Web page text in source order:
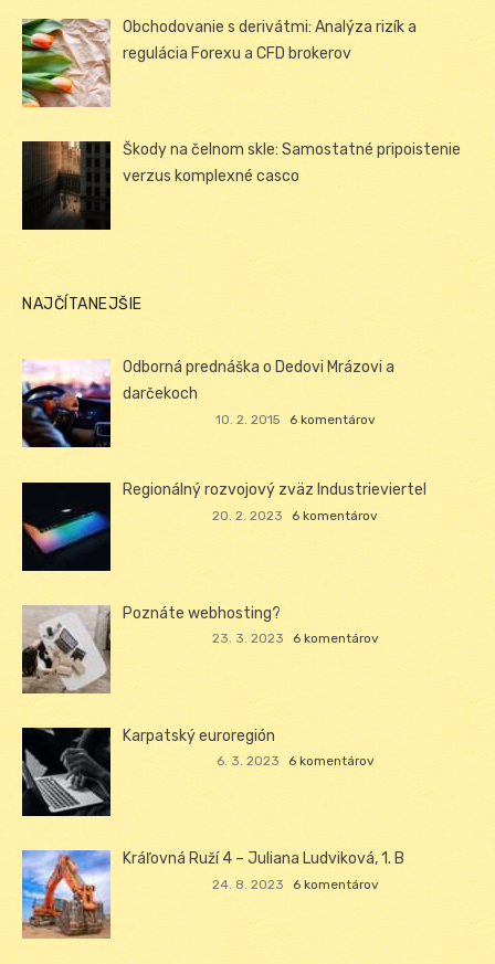
Obchodovanie s derivátmi: Analýza rizík a
regulácia Forexu a CFD brokerov
Škody na čelnom skle: Samostatné pripoistenie
verzus komplexné casco
NAJČÍTANEJŠIE
Odborná prednáška o Dedovi Mrázovi a
darčekoch
10. 2. 2015 6 komentárov
Regionálný rozvojový zväz Industrieviertel
20. 2. 2023 6 komentárov
Poznáte webhosting?
23. 3. 2023 6 komentárov
Karpatský euroregión
6. 3. 2023 6 komentárov
Kráľovná Ruží 4 – Juliana Ludviková, 1. B
24. 8. 2023 6 komentárov